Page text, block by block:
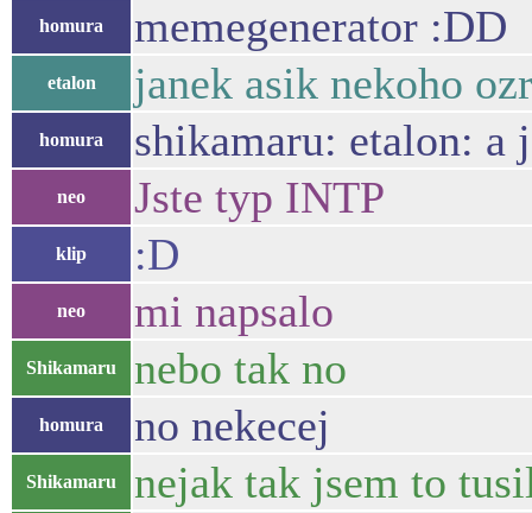
homura memegenerator :DD
etalon janek asik nekoho
homura shikamaru: etalon: a
neo Jste typ INTP
klip :D
neo mi napsalo
Shikamaru nebo tak no
homura no nekecej
Shikamaru nejak tak jsem to